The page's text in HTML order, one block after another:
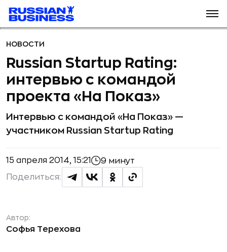
НОВОСТИ
Russian Startup Rating:
интервью с командой
проекта «На Показ»
Интервью с командой «На Показ» —
участником Russian Startup Rating
15 апреля 2014, 15:21 9 минут
Поделиться:
Автор:
Софья Терехова